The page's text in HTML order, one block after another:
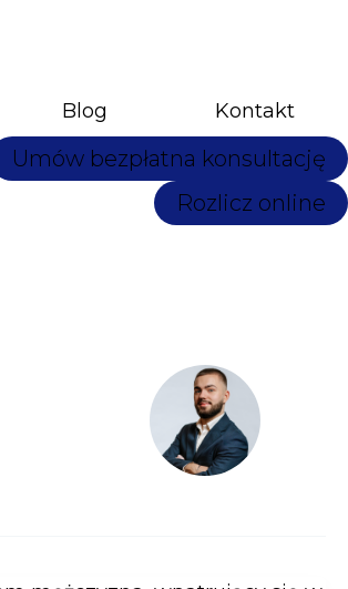
Blog Kontakt
Umów bezpłatna konsultację
Rozlicz online